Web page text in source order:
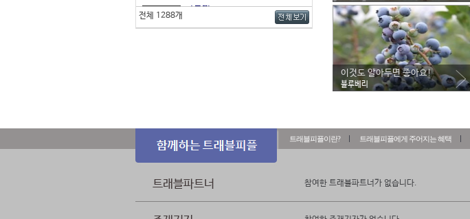
아구찜
익산에는 아구찜 전문점이 많은데, 다
른 지역에 비해 특이한 점은 ...
경기 의정부시
막국수와 맛과 모양이 비슷해...
전체 1288개
이것도 알아두면 좋아요!
블루베리
트래블피플이란? 트래블피플에게 주어지는 혜택
트래블파트너 참여한 트래블파트너가 없습니다.